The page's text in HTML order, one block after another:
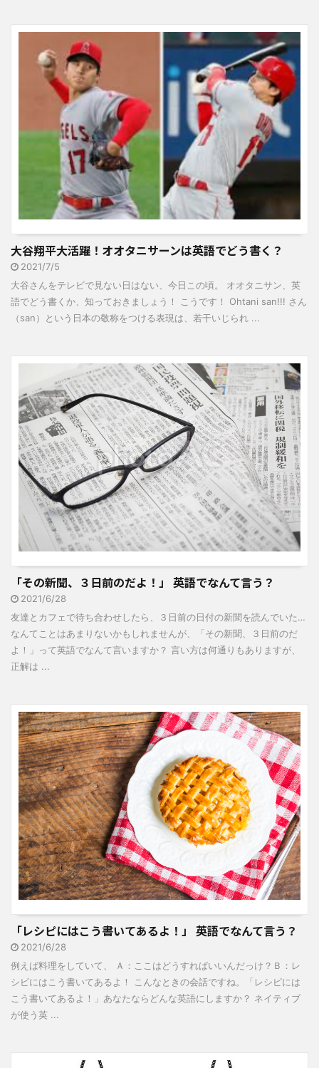
大谷翔平大活躍！オオタニサーンは英語でどう書く？
2021/7/5
大谷さんをテレビで見ない日はない、今日この頃。 オオタニサン、英
語でどう書くか、知っておきましょう！ こうです！ Ohtani san!!! さん
（san）という日本の敬称をつける表現は、若干いじられ ...
「その新聞、３日前のだよ！」 英語でなんて言う？
2021/6/28
友達とカフェで待ち合わせしたら、３日前の日付の新聞を読んでいた…
なんてことはあまりないかもしれませんが、「その新聞、３日前のだ
よ！」って英語でなんて言いますか？ 言い方は何通りもありますが、
正解は ...
「レシピにはこう書いてあるよ！」 英語でなんて言う？
2021/6/28
例えば料理をしていて、 Ａ：ここはどうすればいいんだっけ？Ｂ：レ
シピにはこう書いてあるよ！ こんなときの会話ですね。「レシピには
こう書いてあるよ！」あなたならどんな英語にしますか？ ネイティブ
が使う英 ...